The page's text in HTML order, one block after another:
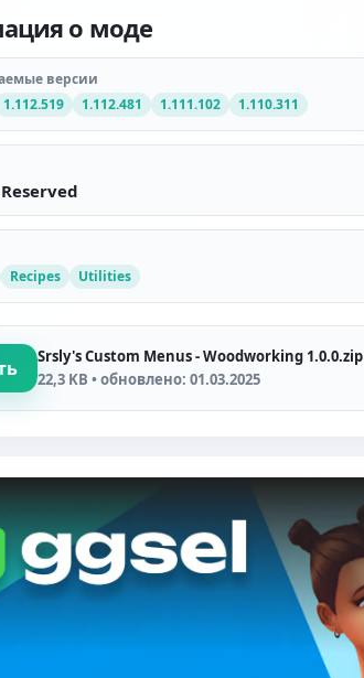
о моде
версии
1.112.519 1.112.481 1.111.102 1.110.311
Recipes Utilities
Srsly's Custom Menus - Woodworking 1.0.0.zip
22,3 KB • обновлено: 01.03.2025